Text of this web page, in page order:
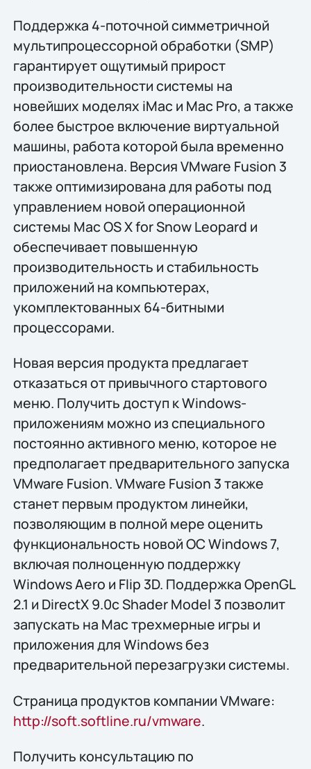
Поддержка 4-поточной симметричной
мультипроцессорной обработки (SMP)
гарантирует ощутимый прирост
производительности системы на
новейших моделях iMac и Mac Pro, а также
более быстрое включение виртуальной
машины, работа которой была временно
приостановлена. Версия VMware Fusion 3
также оптимизирована для работы под
управлением новой операционной
системы Mac OS X for Snow Leopard и
обеспечивает повышенную
производительность и стабильность
приложений на компьютерах,
укомплектованных 64-битными
процессорами.
Новая версия продукта предлагает
отказаться от привычного стартового
меню. Получить доступ к Windows-
приложениям можно из специального
постоянно активного меню, которое не
предполагает предварительного запуска
VMware Fusion. VMware Fusion 3 также
станет первым продуктом линейки,
позволяющим в полной мере оценить
функциональность новой ОС Windows 7,
включая полноценную поддержку
Windows Aero и Flip 3D. Поддержка OpenGL
2.1 и DirectX 9.0c Shader Model 3 позволит
запускать на Mac трехмерные игры и
приложения для Windows без
предварительной перезагрузки системы.
Страница продуктов компании VMware:
http://soft.softline.ru/vmware.
Получить конcультацию по